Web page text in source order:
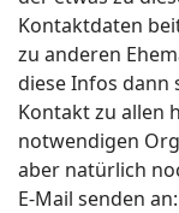
Kontaktdaten
zu anderen
diese Infos dann
Kontakt zu allen
notwendigen
aber natürlich
E-Mail senden an: